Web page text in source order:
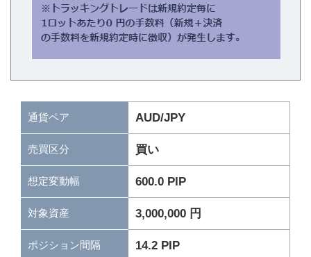
通貨ペア AUD/JPY
売買区分 買い
想定変動幅 600.0 PIP
対象資産 3,000,000 円
ポジション間隔 14.2 PIP